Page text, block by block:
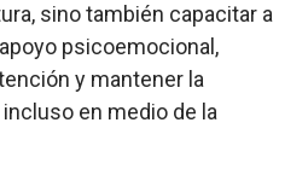
sino también capacitar a
psicoemocional,
y mantener la
en medio de la